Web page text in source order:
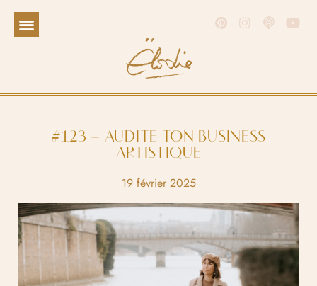
#123 – AUDITE TON BUSINESS
ARTISTIQUE
19 février 2025